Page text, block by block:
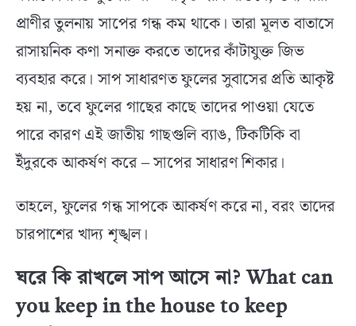
প্রাণীর তুলনায় সাপের গন্ধ কম থাকে। তারা মূলত বাতাসে
রাসায়নিক কণা সনাক্ত করতে তাদের কাঁটাযুক্ত জিভ
ব্যবহার করে। সাপ সাধারণত ফুলের সুবাসের প্রতি আকৃষ্ট
হয় না, তবে ফুলের গাছের কাছে তাদের পাওয়া যেতে
পারে কারণ এই জাতীয় গাছগুলি ব্যাঙ, টিকটিকি বা
ইঁদুরকে আকর্ষণ করে – সাপের সাধারণ শিকার।
তাহলে, ফুলের গন্ধ সাপকে আকর্ষণ করে না, বরং তাদের
চারপাশের খাদ্য শৃঙ্খল।
ঘরে কি রাখলে সাপ আসে না? What can
you keep in the house to keep